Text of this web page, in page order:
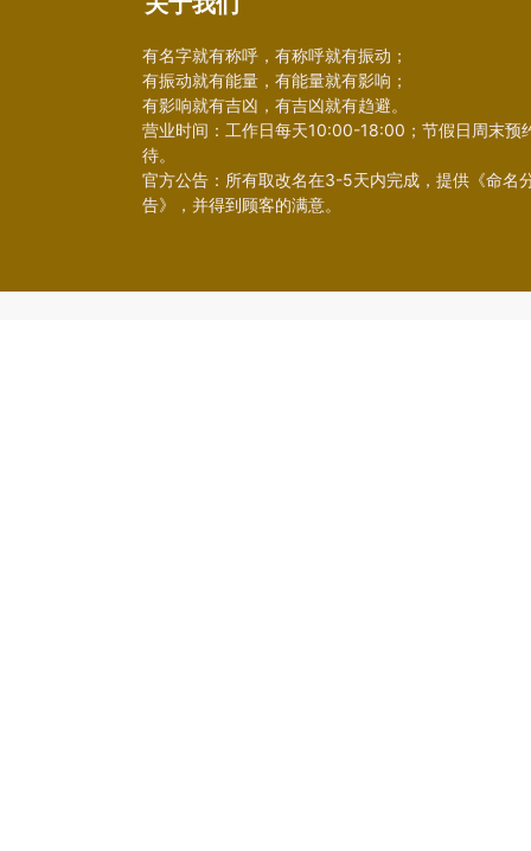
有名字就有称呼，有称呼就有振动；
有振动就有能量，有能量就有影响；
有影响就有吉凶，有吉凶就有趋避。
营业时间：工作日每天10:00-18:00；节假日周末预
待。
官方公告：所有取改名在3-5天内完成，提供《命名
告》，并得到顾客的满意。